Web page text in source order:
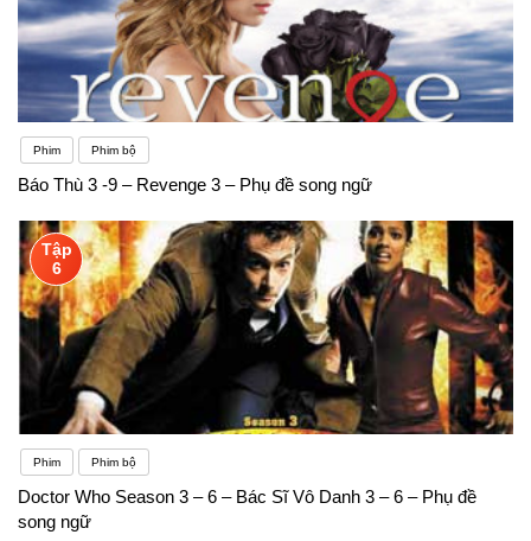
Phim Phim bộ
Báo Thù 3 -9 – Revenge 3 – Phụ đề song ngữ
Tập
6
Phim Phim bộ
Doctor Who Season 3 – 6 – Bác Sĩ Vô Danh 3 – 6 – Phụ đề
song ngữ